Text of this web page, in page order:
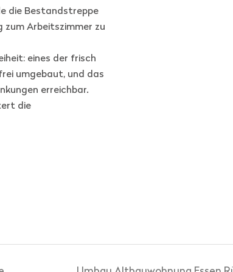
die Bestandstreppe
Arbeitszimmer zu
eines der frisch
umgebaut, und das
erreichbar.
die